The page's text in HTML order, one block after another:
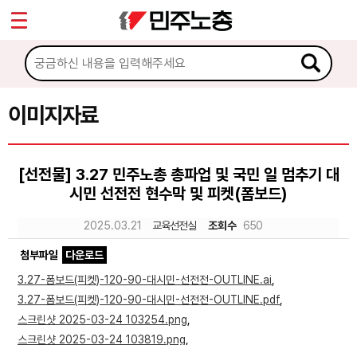
이미지자료
[선전물] 3.27 민주노총 총파업 및 국민 일 멈추기 대
시민 선전전 현수막 및 피켓(폼보드)
2025.03.21 교육선전실 조회수 650
첨부파일
다운로드
3.27-폼보드(피켓)-120-90-대시민-선전전-OUTLINE.ai
3.27-폼보드(피켓)-120-90-대시민-선전전-OUTLINE.pdf
스크린샷 2025-03-24 103254.png
스크린샷 2025-03-24 103819.png
마이페이지
소개
소식
문서자료
이미지자료
미디어자료
카드뉴스
Sketchbook5, 스케치북5
Sketchbook5, 스케치북5